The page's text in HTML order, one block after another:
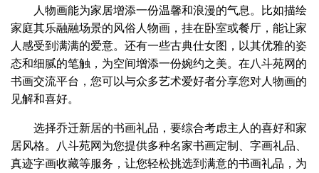
人物画能为家居增添一份温馨和浪漫的气息。比如描绘
家庭其乐融融场景的风俗人物画，挂在卧室或餐厅，能让家
人感受到满满的爱意。还有一些古典仕女图，以其优雅的姿
态和细腻的笔触，为空间增添一份婉约之美。在八斗苑网的
书画交流平台，您可以与众多艺术爱好者分享您对人物画的
见解和喜好。
选择乔迁新居的书画礼品，要综合考虑主人的喜好和家
居风格。八斗苑网为您提供多种名家书画定制、字画礼品、
真迹字画收藏等服务，让您轻松挑选到满意的书画礼品，为